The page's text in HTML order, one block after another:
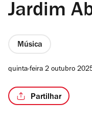
Jardim
Música
quinta-feira 2 outubro
Partilhar